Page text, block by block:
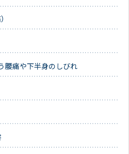
腰痛や下半身のしびれ